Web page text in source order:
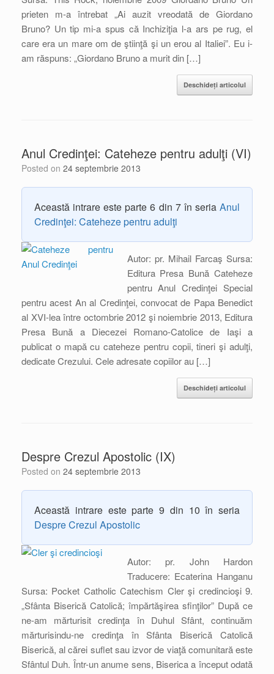
prieten m-a întrebat „Ai auzit vreodată de Giordano
Bruno? Un tip mi-a spus că Inchiziţia l-a ars pe rug, el
care era un mare om de ştiinţă şi un erou al Italiei”. Eu i-
am răspuns: „Giordano Bruno a murit din […]
Deschideți articolul
Anul Credinţei: Cateheze pentru adulţi (VI)
Posted on 24 septembrie 2013
Această intrare este parte 6 din 7 în seria Anul
Credinţei: Cateheze pentru adulţi
Autor: pr. Mihail Farcaş Sursa:
Editura Presa Bună Cateheze
pentru Anul Credinţei Special
pentru acest An al Credinţei, convocat de Papa Benedict
al XVI-lea între octombrie 2012 şi noiembrie 2013, Editura
Presa Bună a Diecezei Romano-Catolice de Iaşi a
publicat o mapă cu cateheze pentru copii, tineri şi adulţi,
dedicate Crezului. Cele adresate copiilor au […]
Deschideți articolul
Despre Crezul Apostolic (IX)
Posted on 24 septembrie 2013
Această intrare este parte 9 din 10 în seria
Despre Crezul Apostolic
Autor: pr. John Hardon
Traducere: Ecaterina Hanganu
Sursa: Pocket Catholic Catechism Cler şi credincioşi 9.
„Sfânta Biserică Catolică; împărtăşirea sfinţilor” După ce
ne-am mărturisit credinţa în Duhul Sfânt, continuăm
mărturisindu-ne credinţa în Sfânta Biserică Catolică
Biserică, al cărei suflet sau izvor de viaţă comunitară este
Sfântul Duh. Într-un anume sens, Biserica a început odată